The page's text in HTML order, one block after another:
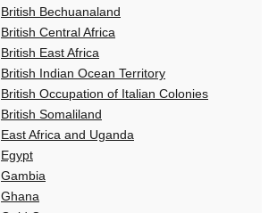
British Bechuanaland
British Central Africa
British East Africa
British Indian Ocean Territory
British Occupation of Italian Colonies
British Somaliland
East Africa and Uganda
Egypt
Gambia
Ghana